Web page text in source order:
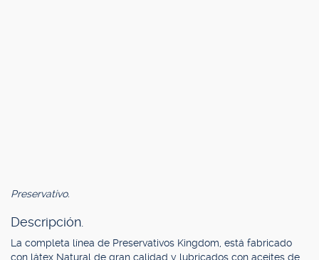
Preservativo.
Descripción.
La completa línea de Preservativos Kingdom, está fabricado
con látex Natural de gran calidad y lubricados con aceites de